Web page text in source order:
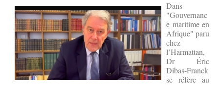
Dans
"Gouvernanc
e maritime en
Afrique" paru
chez
l’Harmattan,
Dr Éric
Dibas-Franck
se réfère au